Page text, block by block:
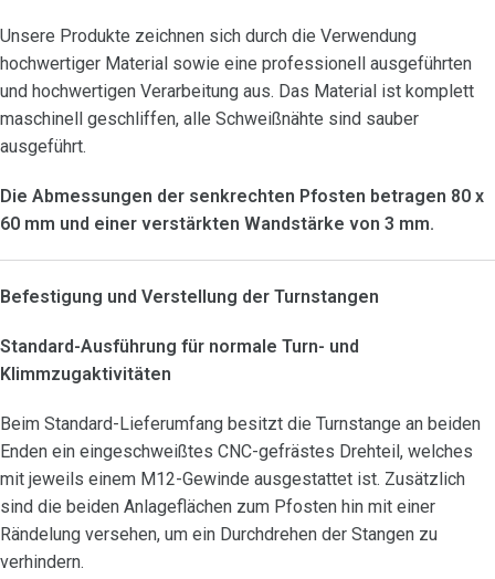
Unsere Produkte zeichnen sich durch die Verwendung
hochwertiger Material sowie eine professionell ausgeführten
und hochwertigen Verarbeitung aus. Das Material ist komplett
maschinell geschliffen, alle Schweißnähte sind sauber
ausgeführt.
Die Abmessungen der senkrechten Pfosten betragen 80 x
60 mm und einer verstärkten Wandstärke von 3 mm.
Befestigung und Verstellung der Turnstangen
Standard-Ausführung für normale Turn- und
Klimmzugaktivitäten
Beim Standard-Lieferumfang besitzt die Turnstange an beiden
Enden ein eingeschweißtes CNC-gefrästes Drehteil, welches
mit jeweils einem M12-Gewinde ausgestattet ist. Zusätzlich
sind die beiden Anlageflächen zum Pfosten hin mit einer
Rändelung versehen, um ein Durchdrehen der Stangen zu
verhindern.